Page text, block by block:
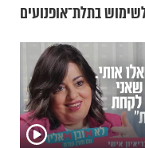
בתלת־אופנועים